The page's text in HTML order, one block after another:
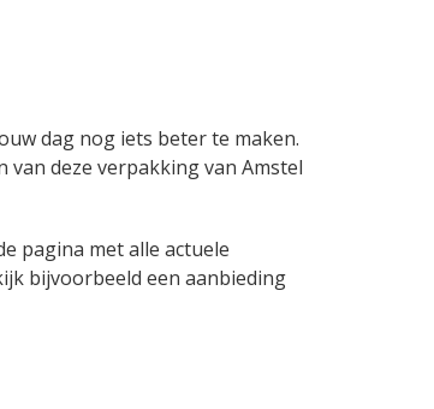
dag nog iets beter te maken.
deze verpakking van Amstel
pagina met alle actuele
bijvoorbeeld een aanbieding